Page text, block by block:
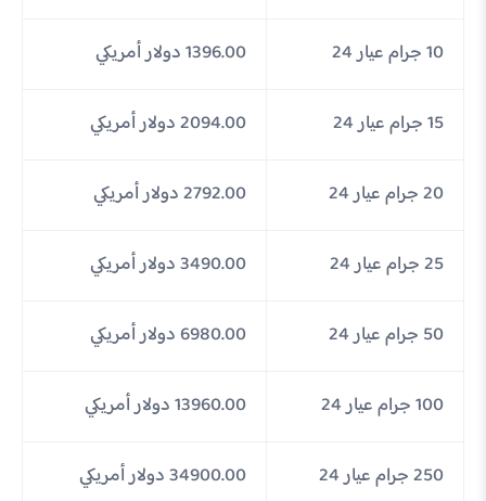
10 جرام عيار 24 1396.00 دولار أمريكي
15 جرام عيار 24 2094.00 دولار أمريكي
20 جرام عيار 24 2792.00 دولار أمريكي
25 جرام عيار 24 3490.00 دولار أمريكي
50 جرام عيار 24 6980.00 دولار أمريكي
100 جرام عيار 24 13960.00 دولار أمريكي
250 جرام عيار 24 34900.00 دولار أمريكي